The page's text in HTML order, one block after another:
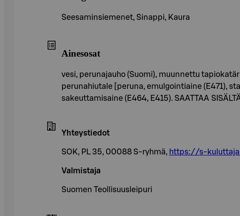
Seesaminsiemenet, Sinappi, Kaura
Ainesosat
vesi, perunajauho (Suomi), muunnettu
perunahiutale [peruna, emulgointiaine (E471),
sakeuttamisaine (E464, E415). SAATTAA
Yhteystiedot
SOK, PL 35, 00088 S-ryhmä, https://s-
Valmistaja
Suomen Teollisuusleipuri